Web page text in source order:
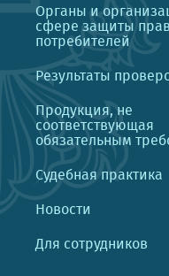
Органы и
сфере защиты прав
потребителей
Результаты
Продукция, не
соответствующая
обязательным
Судебная практика
Новости
Для сотрудников